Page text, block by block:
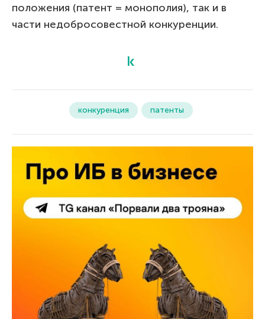
положения (патент = монополия), так и в
части недобросовестной конкуренции.
конкуренция патенты